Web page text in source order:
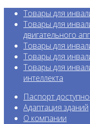
Товары для
Товары для
двигательного
Товары для
Товары для
Товары для
интеллекта
Паспорт
Адаптация зданий
О компании